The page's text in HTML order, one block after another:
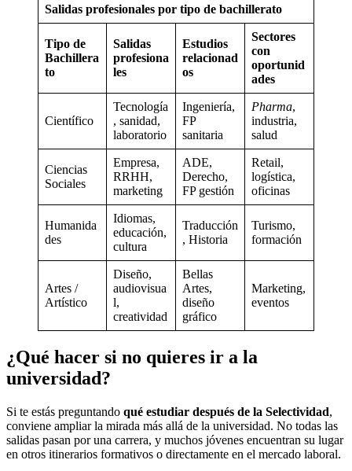
Salidas profesionales por tipo de bachillerato
Tipo de
Bachillera
to
Salidas
profesiona
les
Estudios
relacionad
os
Sectores
con
oportunid
ades
Científico
Tecnología
, sanidad,
laboratorio
Ingeniería,
FP
sanitaria
Pharma,
industria,
salud
Ciencias
Sociales
Empresa,
RRHH,
marketing
ADE,
Derecho,
FP gestión
Retail,
logística,
oficinas
Humanida
des
Idiomas,
educación,
cultura
Traducción
, Historia
Turismo,
formación
Artes /
Artístico
Diseño,
audiovisua
l,
creatividad
Bellas
Artes,
diseño
gráfico
Marketing,
eventos
¿Qué hacer si no quieres ir a la
universidad?
Si te estás preguntando qué estudiar después de la Selectividad,
conviene ampliar la mirada más allá de la universidad. No todas las
salidas pasan por una carrera, y muchos jóvenes encuentran su lugar
en otros itinerarios formativos o directamente en el mercado laboral.